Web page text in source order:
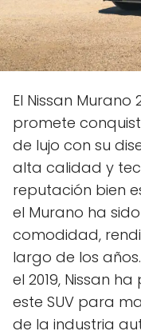
El Nissan Murano
promete
de lujo con su
alta calidad y
reputación bien
el Murano ha
comodidad,
largo de los
el 2019, Nissan
este SUV para
de la industria